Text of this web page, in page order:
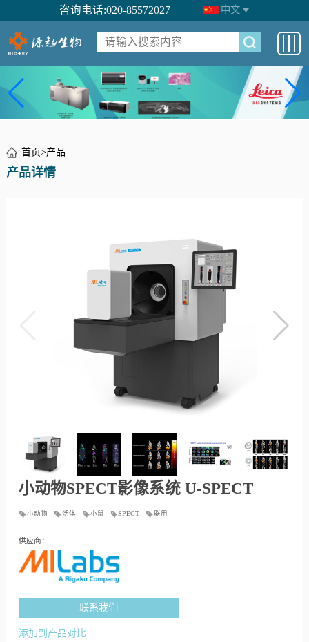
咨询电话:020-85572027 中文
首页>产品
产品详情
小动物SPECT影像系统 U-SPECT
小动物 活体 小鼠 SPECT 联用
供应商：
联系我们
添加到产品对比